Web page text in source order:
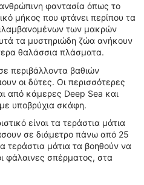
φαντασία όπως το
μήκος που φτάνει περίπου τα
των μακρών
τα μυστηριώδη ζώα ανήκουν
θαλάσσια πλάσματα.
περιβάλλοντα βαθιών
οι δύτες. Οι περισσότερες
από κάμερες Deep Sea και
υποβρύχια σκάφη.
είναι τα τεράστια μάτια
σε διάμετρο πάνω από 25
τεράστια μάτια τα βοηθούν να
φάλαινες σπέρματος, στα